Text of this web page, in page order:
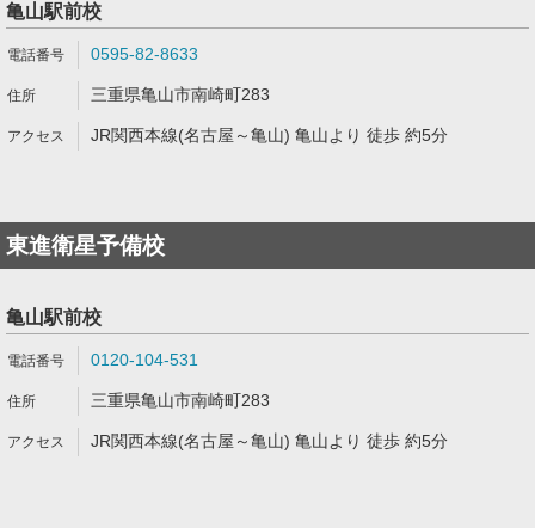
亀山駅前校
0595-82-8633
三重県亀山市南崎町283
JR関西本線(名古屋～亀山) 亀山より 徒歩 約5分
東進衛星予備校
亀山駅前校
0120-104-531
三重県亀山市南崎町283
JR関西本線(名古屋～亀山) 亀山より 徒歩 約5分